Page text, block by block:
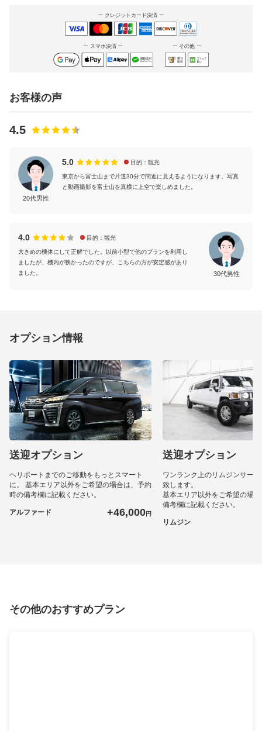
クレジットカード決済
スマホ決済 その他
お客様の声
4.5
20代男性
5.0 目的：観光
東京から富士山まで片道30分で間近に見えるようになります。写真
と動画撮影を富士山を真横に上空で楽しめました。
30代男性
4.0 目的：観光
大きめの機体にして正解でした。以前小型で他のプランを利用し
ましたが、機内が狭かったのですが、こちらの方が安定感があり
ました。
オプション情報
送迎オプション
ヘリポートまでのご移動をもっとスマート
に。 基本エリア以外をご希望の場合は、予約
時の備考欄に記載ください。
アルファード +46,000円
送迎オプション
ワンランク上のリムジンサー
致します。
基本エリア以外をご希望の場
備考欄に記載ください。
リムジン
その他のおすすめプラン